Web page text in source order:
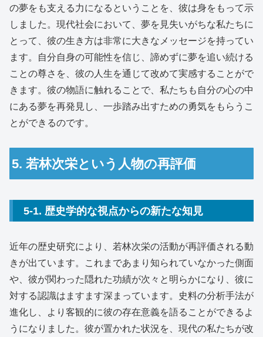
の夢をも支える力になるということを、彼は身をもって示
しました。現代社会において、夢を見失いがちな私たちに
とって、彼の生き方は非常に大きなメッセージを持ってい
ます。自分自身の可能性を信じ、諦めずに夢を追い続ける
ことの尊さを、彼の人生を通じて改めて実感することがで
きます。彼の物語に触れることで、私たちも自分の心の中
にある夢を再発見し、一歩踏み出すための勇気をもらうこ
とができるのです。
5. 若林次栄という人物の再評価
5-1. 歴史学的な視点からの新たな知見
近年の歴史研究により、若林次栄の活動が再評価される動
きが出ています。これまであまり知られていなかった側面
や、彼が関わった隠れた功績が次々と明らかになり、彼に
対する認識はますます深まっています。史料の分析手法が
進化し、より客観的に彼の存在意義を語ることができるよ
うになりました。彼が置かれた状況を、現代の私たちが改